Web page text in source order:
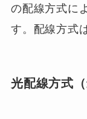
の配線方式に
す。配線方式
光配線方式（